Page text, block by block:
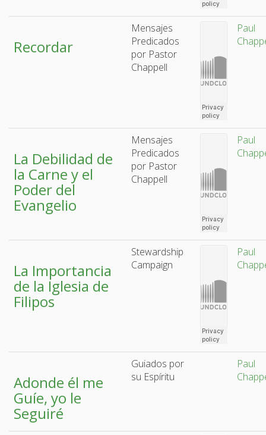
Recordar
Mensajes
Predicados
por Pastor
Chappell
Paul
La Debilidad de
la Carne y el
Poder del
Evangelio
Mensajes
Predicados
por Pastor
Chappell
Paul
La Importancia
de la Iglesia de
Filipos
Stewardship
Campaign
Paul
Adonde él me
Guíe, yo le
Seguiré
Guiados por
su Espíritu
Paul